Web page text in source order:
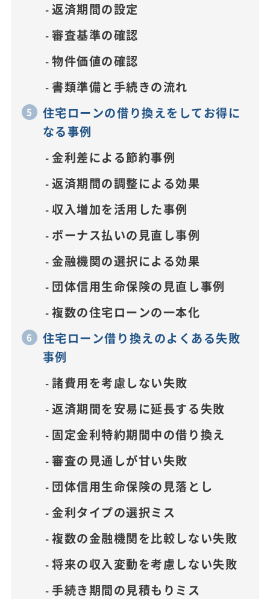
返済期間の設定
審査基準の確認
物件価値の確認
書類準備と手続きの流れ
住宅ローンの借り換えをしてお得に
なる事例
金利差による節約事例
返済期間の調整による効果
収入増加を活用した事例
ボーナス払いの見直し事例
金融機関の選択による効果
団体信用生命保険の見直し事例
複数の住宅ローンの一本化
住宅ローン借り換えのよくある失敗
事例
諸費用を考慮しない失敗
返済期間を安易に延長する失敗
固定金利特約期間中の借り換え
審査の見通しが甘い失敗
団体信用生命保険の見落とし
金利タイプの選択ミス
複数の金融機関を比較しない失敗
将来の収入変動を考慮しない失敗
手続き期間の見積もりミス